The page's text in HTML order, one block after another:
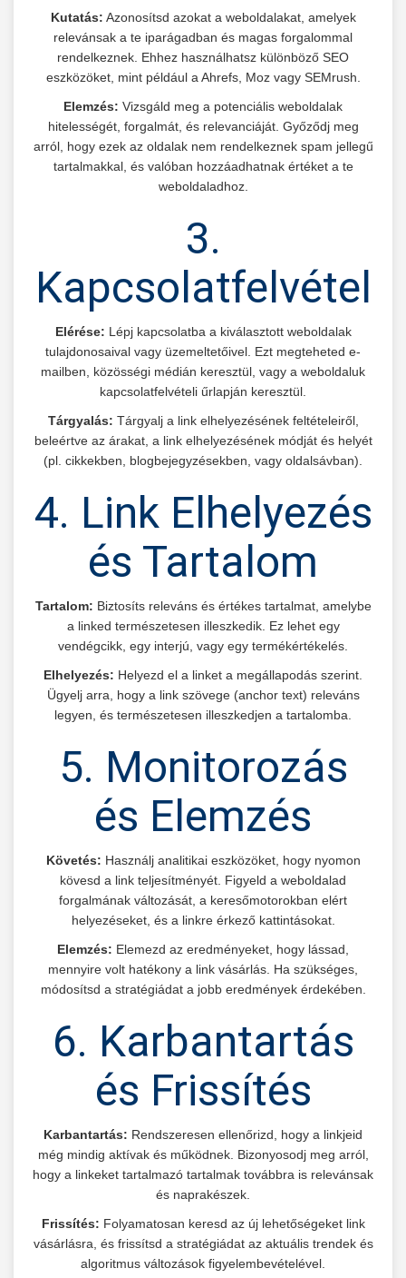
Kutatás: Azonosítsd azokat a weboldalakat, amelyek
relevánsak a te iparágadban és magas forgalommal
rendelkeznek. Ehhez használhatsz különböző SEO
eszközöket, mint például a Ahrefs, Moz vagy SEMrush.
Elemzés: Vizsgáld meg a potenciális weboldalak
hitelességét, forgalmát, és relevanciáját. Győződj meg
arról, hogy ezek az oldalak nem rendelkeznek spam jellegű
tartalmakkal, és valóban hozzáadhatnak értéket a te
weboldaladhoz.
3.
Kapcsolatfelvétel
Elérése: Lépj kapcsolatba a kiválasztott weboldalak
tulajdonosaival vagy üzemeltetőivel. Ezt megteheted e-
mailben, közösségi médián keresztül, vagy a weboldaluk
kapcsolatfelvételi űrlapján keresztül.
Tárgyalás: Tárgyalj a link elhelyezésének feltételeiről,
beleértve az árakat, a link elhelyezésének módját és helyét
(pl. cikkekben, blogbejegyzésekben, vagy oldalsávban).
4. Link Elhelyezés
és Tartalom
Tartalom: Biztosíts releváns és értékes tartalmat, amelybe
a linked természetesen illeszkedik. Ez lehet egy
vendégcikk, egy interjú, vagy egy termékértékelés.
Elhelyezés: Helyezd el a linket a megállapodás szerint.
Ügyelj arra, hogy a link szövege (anchor text) releváns
legyen, és természetesen illeszkedjen a tartalomba.
5. Monitorozás
és Elemzés
Követés: Használj analitikai eszközöket, hogy nyomon
kövesd a link teljesítményét. Figyeld a weboldalad
forgalmának változását, a keresőmotorokban elért
helyezéseket, és a linkre érkező kattintásokat.
Elemzés: Elemezd az eredményeket, hogy lássad,
mennyire volt hatékony a link vásárlás. Ha szükséges,
módosítsd a stratégiádat a jobb eredmények érdekében.
6. Karbantartás
és Frissítés
Karbantartás: Rendszeresen ellenőrizd, hogy a linkjeid
még mindig aktívak és működnek. Bizonyosodj meg arról,
hogy a linkeket tartalmazó tartalmak továbbra is relevánsak
és naprakészek.
Frissítés: Folyamatosan keresd az új lehetőségeket link
vásárlásra, és frissítsd a stratégiádat az aktuális trendek és
algoritmus változások figyelembevételével.